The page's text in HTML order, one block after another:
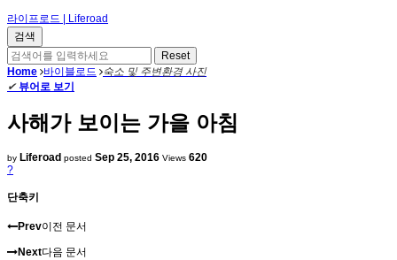
라이프로드 | Liferoad
Home 바이블로드
숙소 및 주변환경 사진
✔ 뷰어로 보기
사해가 보이는 가을 아침
by Liferoad posted Sep 25, 2016 Views 620
?
단축키
Prev이전 문서
Next다음 문서